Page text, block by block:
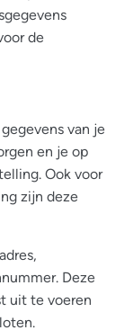
de
van je
en je op
Ook voor
zijn deze
Deze
uit te voeren